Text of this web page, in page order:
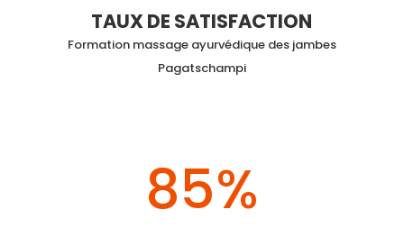
TAUX DE SATISFACTION
Formation massage ayurvédique des jambes
Pagatschampi
85%